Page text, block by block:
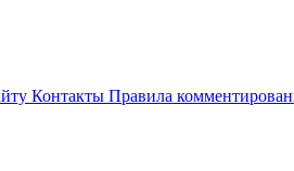
Контакты Правила